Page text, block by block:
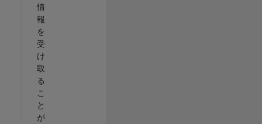
情
報
を
受
け
取
る
こ
と
が